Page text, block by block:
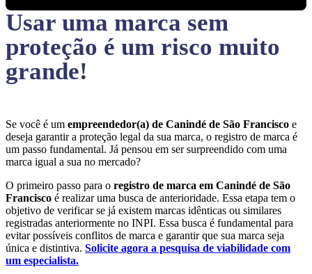
Usar uma marca sem
proteção é um risco muito
grande!
Se você é um empreendedor(a) de Canindé de São Francisco e
deseja garantir a proteção legal da sua marca, o registro de marca é
um passo fundamental. Já pensou em ser surpreendido com uma
marca igual a sua no mercado?
O primeiro passo para o registro de marca em Canindé de São
Francisco é realizar uma busca de anterioridade. Essa etapa tem o
objetivo de verificar se já existem marcas idênticas ou similares
registradas anteriormente no INPI. Essa busca é fundamental para
evitar possíveis conflitos de marca e garantir que sua marca seja
única e distintiva. Solicite agora a pesquisa de viabilidade com
um especialista.